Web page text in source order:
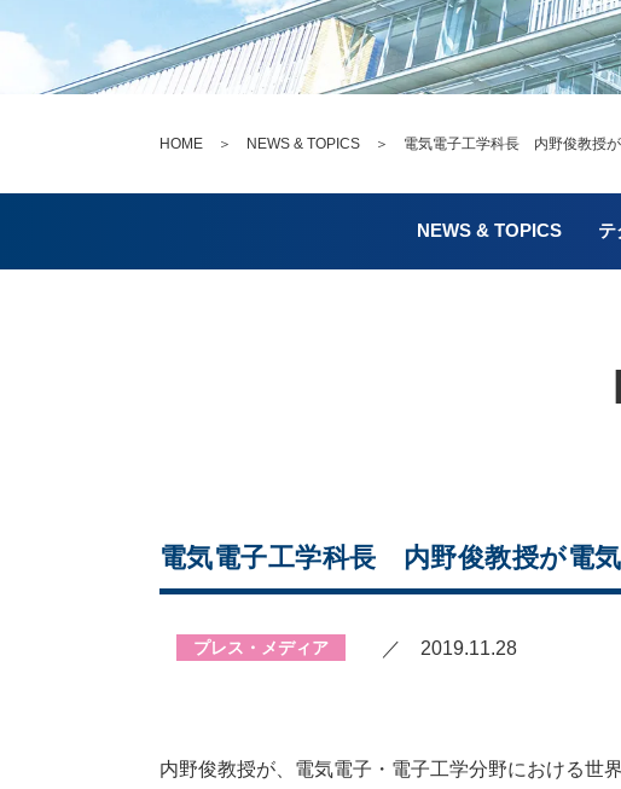
HOME ＞ NEWS & TOPICS ＞ 電気電子工学科長 内野俊教授が
NEWS & TOPICS テ
電気電子工学科長 内野俊教授が電
プレス・メディア ／ 2019.11.28
内野俊教授が、電気電子・電子工学分野における世